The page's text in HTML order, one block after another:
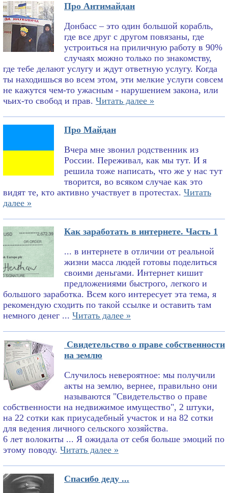
Про Антимайдан
Донбасс – это один большой корабль,
где все друг с другом повязаны, где
устроиться на приличную работу в 90%
случаях можно только по знакомству,
где тебе делают услугу и ждут ответную услугу. Когда
ты находишься во всем этом, эти мелкие услуги совсем
не кажутся чем-то ужасным - нарушением закона, или
чьих-то свобод и прав. Читать далее »
Про Майдан
Вчера мне звонил родственник из
России. Переживал, как мы тут. И я
решила тоже написать, что же у нас тут
творится, во всяком случае как это
видят те, кто активно участвует в протестах. Читать
далее »
Как заработать в интернете. Часть 1
... в интернете в отличии от реальной
жизни масса людей готовы поделиться
своими деньгами. Интернет кишит
предложениями быстрого, легкого и
большого заработка. Всем кого интересует эта тема, я
рекомендую сходить по такой ссылке и оставить там
немного денег ... Читать далее »
Свидетельство о праве собственности
на землю
Случилось невероятное: мы получили
акты на землю, вернее, правильно они
называются "Свидетельство о праве
собственности на недвижимое имущество", 2 штуки,
на 22 сотки как приусадебный участок и на 82 сотки
для ведения личного сельского хозяйства.
6 лет волокиты ... Я ожидала от себя больше эмоций по
этому поводу. Читать далее »
Спасибо деду ...